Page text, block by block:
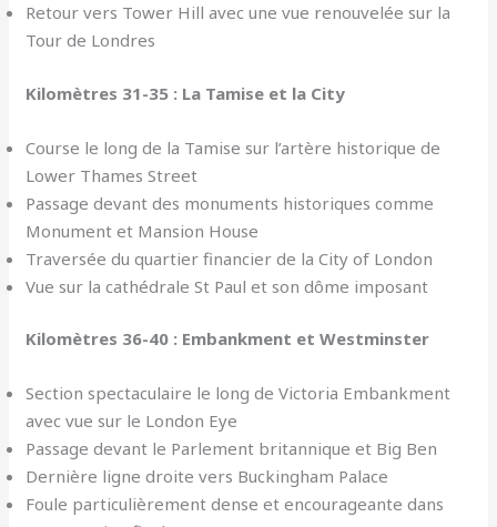
Retour vers Tower Hill avec une vue renouvelée sur la
Tour de Londres
Kilomètres 31-35 : La Tamise et la City
Course le long de la Tamise sur l’artère historique de
Lower Thames Street
Passage devant des monuments historiques comme
Monument et Mansion House
Traversée du quartier financier de la City of London
Vue sur la cathédrale St Paul et son dôme imposant
Kilomètres 36-40 : Embankment et Westminster
Section spectaculaire le long de Victoria Embankment
avec vue sur le London Eye
Passage devant le Parlement britannique et Big Ben
Dernière ligne droite vers Buckingham Palace
Foule particulièrement dense et encourageante dans